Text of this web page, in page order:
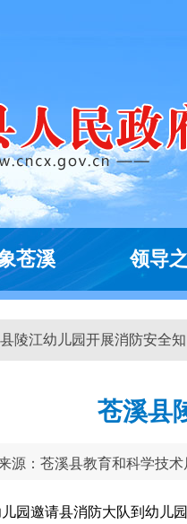
苍溪 领导
陵江幼儿园开展消防安全
苍溪县
源：苍溪县教育和科学技术
园邀请县消防大队到幼儿